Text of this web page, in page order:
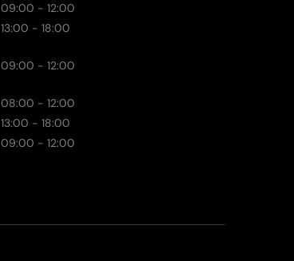
09:00 - 12:00
13:00 - 18:00
09:00 - 12:00
08:00 - 12:00
13:00 - 18:00
09:00 - 12:00